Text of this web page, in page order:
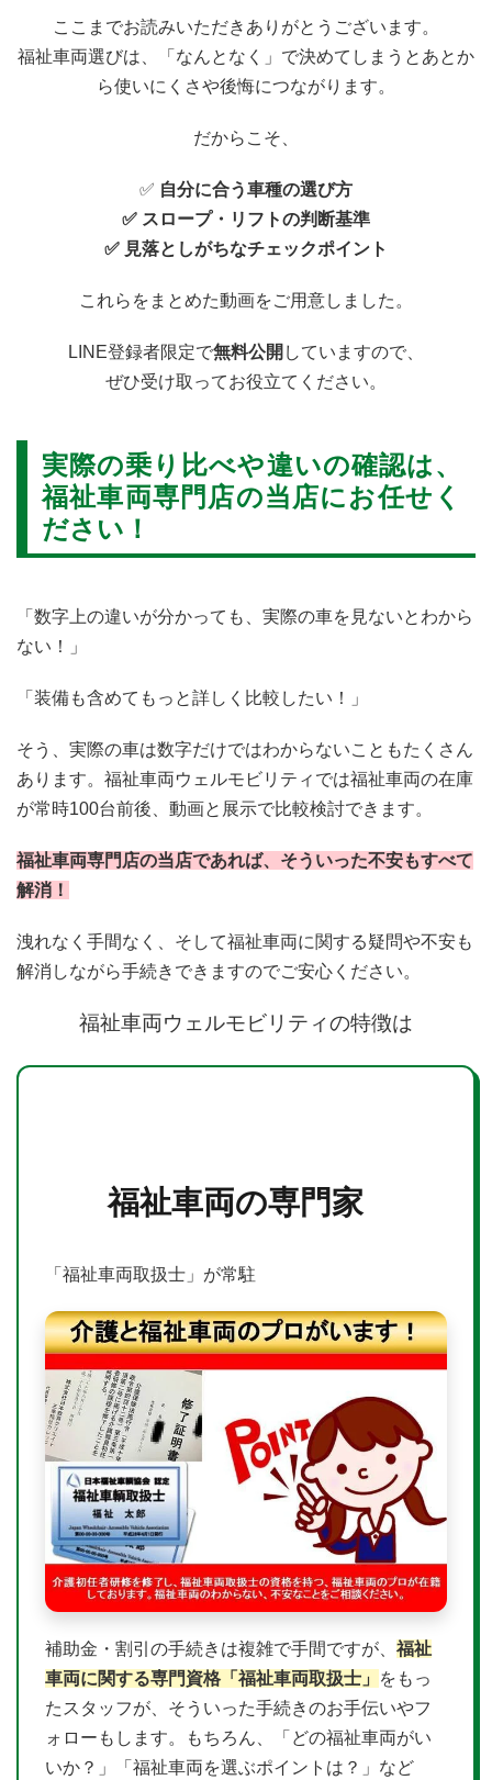
ここまでお読みいただきありがとうございます。
福祉車両選びは、「なんとなく」で決めてしまうとあとか
ら使いにくさや後悔につながります。
だからこそ、
✅ 自分に合う車種の選び方
✅ スロープ・リフトの判断基準
✅ 見落としがちなチェックポイント
これらをまとめた動画をご用意しました。
LINE登録者限定で無料公開 していますので、
ぜひ受け取ってお役立てください。
実際の乗り比べや違いの確認は、
福祉車両専門店の当店にお任せく
ださい！
「数字上の違いが分かっても、実際の車を見ないとわから
ない！」
「装備も含めてもっと詳しく比較したい！」
そう、実際の車は数字だけではわからないこともたくさん
あります。福祉車両ウェルモビリティでは福祉車両の在庫
が常時100台前後、動画と展示で比較検討できます。
福祉車両専門店の当店であれば、そういった不安もすべて
解消！
洩れなく手間なく、そして福祉車両に関する疑問や不安も
解消しながら手続きできますのでご安心ください。
福祉車両ウェルモビリティの特徴は
福祉車両の専門家
「福祉車両取扱士」が常駐
補助金・割引の手続きは複雑で手間ですが、 福祉
車両に関する専門資格「福祉車両取扱士」
をもっ
たスタッフが、そういった手続きのお手伝いやフ
ォローもします。もちろん、「どの福祉車両がい
いか？」「福祉車両を選ぶポイントは？」など